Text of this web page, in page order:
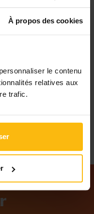
À propos des cookies
le contenu
relatives aux
trafic.
OU CONNECTEZ-